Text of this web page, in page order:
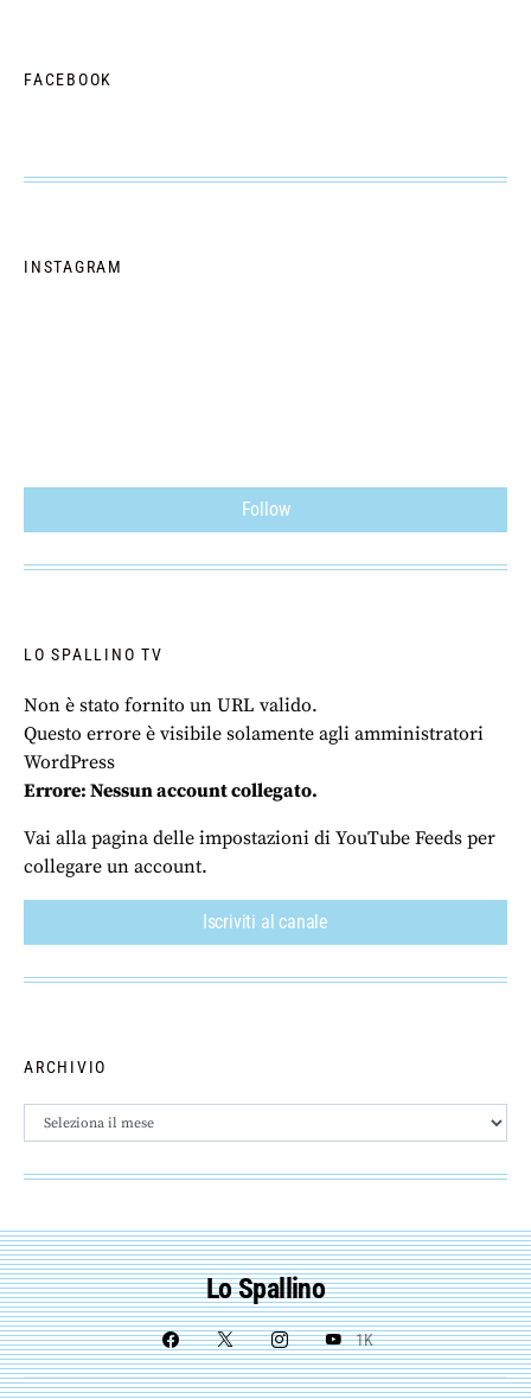
FACEBOOK
INSTAGRAM
Follow
LO SPALLINO TV
Non è stato fornito un URL valido.
Questo errore è visibile solamente agli amministratori
WordPress
Errore: Nessun account collegato.
Vai alla pagina delle impostazioni di YouTube Feeds per
collegare un account.
Iscriviti al canale
ARCHIVIO
Archivio
Lo Spallino
1K